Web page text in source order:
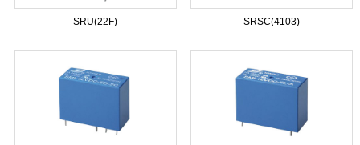
SRU(22F) SRSC(4103)